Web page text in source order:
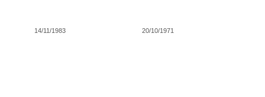
14/11/1983 20/10/1971